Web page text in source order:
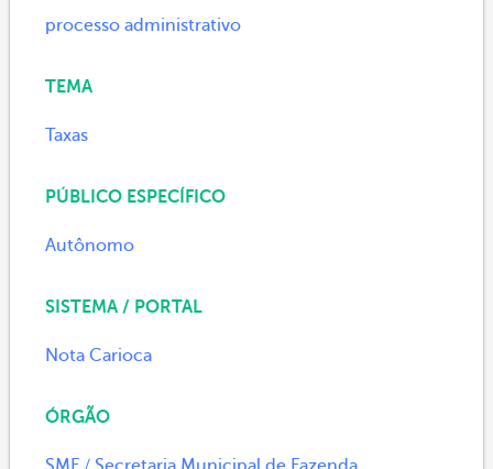
processo administrativo
TEMA
Taxas
PÚBLICO ESPECÍFICO
Autônomo
SISTEMA / PORTAL
Nota Carioca
ÓRGÃO